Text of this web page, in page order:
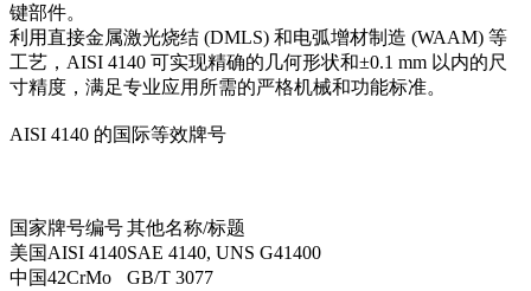
键部件。
利用直接金属激光烧结 (DMLS) 和电弧增材制造 (WAAM) 等
工艺，AISI 4140 可实现精确的几何形状和±0.1 mm 以内的尺
寸精度，满足专业应用所需的严格机械和功能标准。
AISI 4140 的国际等效牌号
国家牌号编号其他名称/标题
美国AISI 4140SAE 4140, UNS G41400
中国42CrMo
GB/T 3077